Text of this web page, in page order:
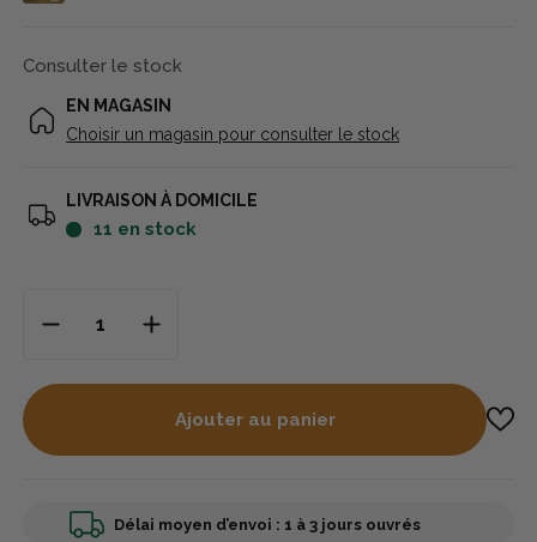
Consulter le stock
EN MAGASIN
Choisir un magasin pour consulter le stock
LIVRAISON À DOMICILE
11 en stock
Ajouter au panier
Délai moyen d’envoi : 1 à 3 jours ouvrés